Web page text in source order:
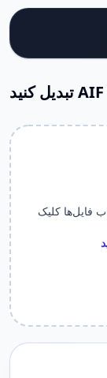
فایل‌ها کلیک